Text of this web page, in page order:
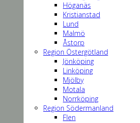
Höganäs
Kristianstad
Lund
Malmö
Åstorp
Region Östergötland
Jönköping
Linköping
Mjölby
Motala
Norrköping
Region Södermanland
Flen